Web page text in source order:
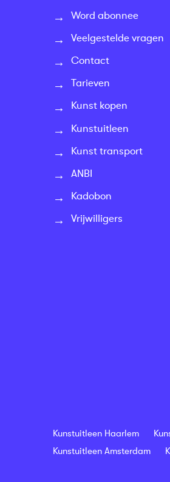
Word abonnee
Veelgestelde vragen
Contact
Tarieven
Kunst kopen
Kunstuitleen
Kunst transport
ANBI
Kadobon
Vrijwilligers
Kunstuitleen Haarlem
Kunstuitleen Amsterdam